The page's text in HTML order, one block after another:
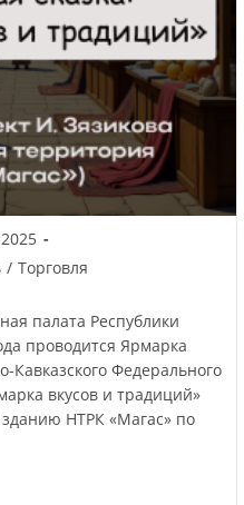
/ Торговля
палата Республики
проводится Ярмарка
Кавказского Федерального
вкусов и традиций»
НТРК «Магас» по